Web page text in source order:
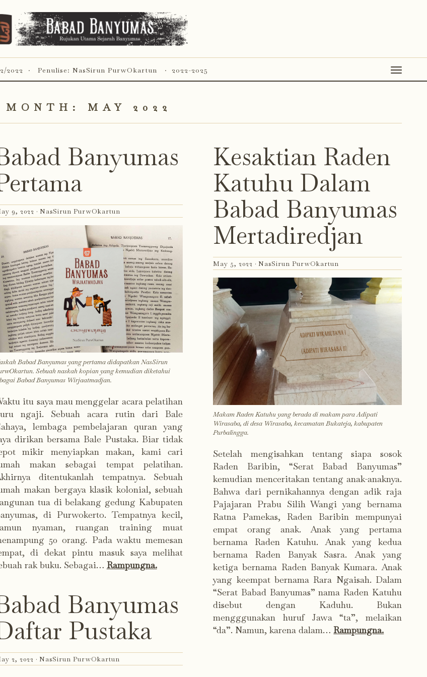
2022 Penulise: NasSirun PurwOkartun 2022-2025
MONTH: MAY 2022
Banyumas
9, 2022 · NasSirun PurwOkartun
Babad Banyumas yang pertama didapatkan NasSirun
Sebuah naskah kopian yang kemudian diketahui
Babad Banyumas Wirjaatmadjan.
itu saya mau menggelar acara pelatihan
ngaji. Sebuah acara rutin dari Bale
lembaga pembelajaran quran yang
dirikan bersama Bale Pustaka. Biar tidak
mikir menyiapkan makan, kami cari
makan sebagai tempat pelatihan.
ditentukanlah tempatnya. Sebuah
makan bergaya klasik kolonial, sebuah
tua di belakang gedung Kabupaten
di Purwokerto. Tempatnya kecil,
nyaman, ruangan training muat
50 orang. Pada waktu memesan
di dekat pintu masuk saya melihat
rak buku. Sebagai… Rampungna.
Kesaktian Raden
Katuhu Dalam
Babad Banyumas
Mertadiredjan
May 5, 2022 ·NasSirun PurwOkartun
Makam Raden Katuhu yang berada di makam para Adipati
Wirasaba, di desa Wirasaba, kecamatan Bukateja, kabupaten
Purbalingga.
Setelah mengisahkan tentang siapa sosok
Raden Baribin, “Serat Babad Banyumas”
kemudian menceritakan tentang anak-anaknya.
Bahwa dari pernikahannya dengan adik raja
Pajajaran Prabu Silih Wangi yang bernama
Ratna Pamekas, Raden Baribin mempunyai
empat orang anak. Anak yang pertama
bernama Raden Katuhu. Anak yang kedua
bernama Raden Banyak Sasra. Anak yang
ketiga bernama Raden Banyak Kumara. Anak
yang keempat bernama Rara Ngaisah. Dalam
“Serat Babad Banyumas” nama Raden Katuhu
disebut dengan Kaduhu. Bukan
mengggunakan huruf Jawa “ta”, melaikan
“da”. Namun, karena dalam…Rampungna.
Banyumas
Pustaka
2, 2022 · NasSirun PurwOkartun